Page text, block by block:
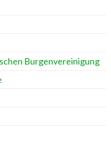
Burgenvereinigung